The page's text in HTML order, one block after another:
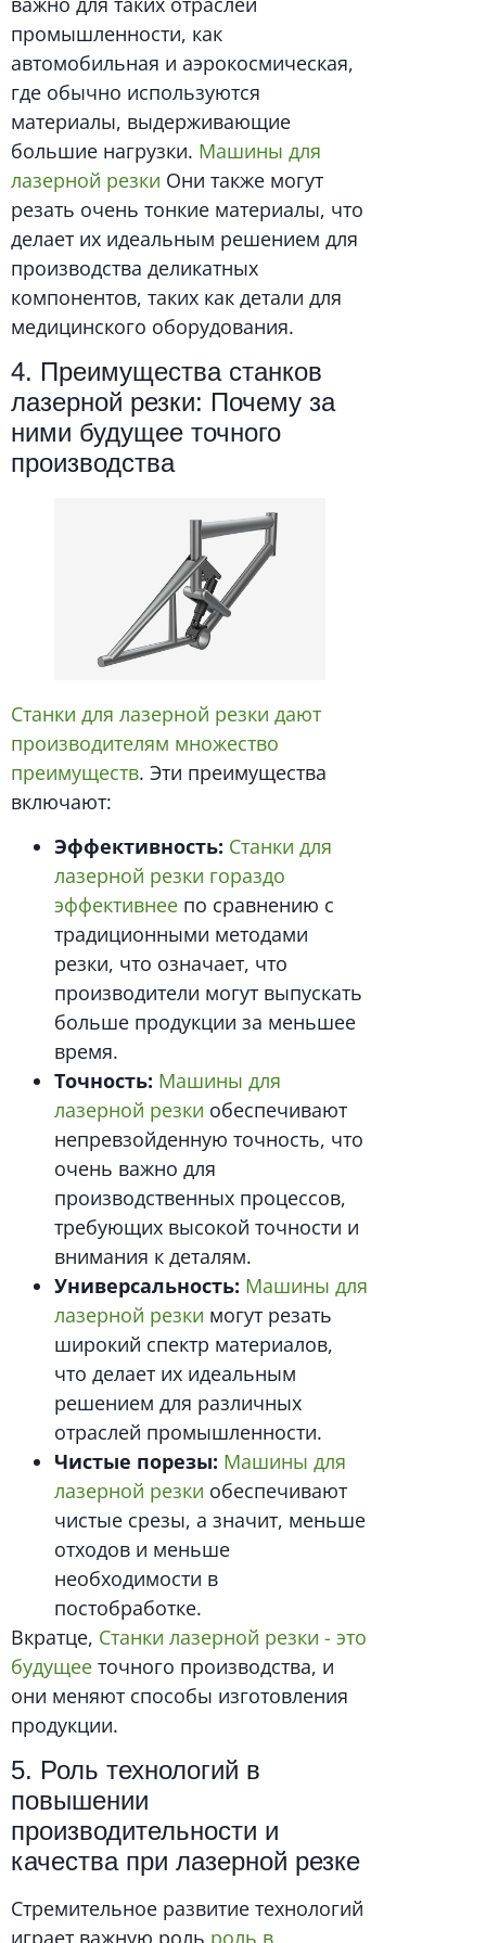
промышленности, как
автомобильная и аэрокосмическая,
где обычно используются
материалы, выдерживающие
большие нагрузки. Машины для
лазерной резки Они также могут
резать очень тонкие материалы, что
делает их идеальным решением для
производства деликатных
компонентов, таких как детали для
медицинского оборудования.
4. Преимущества станков
лазерной резки: Почему за
ними будущее точного
производства
Станки для лазерной резки дают
производителям множество
преимуществ. Эти преимущества
включают:
Эффективность: Станки для
лазерной резки гораздо
эффективнее по сравнению с
традиционными методами
резки, что означает, что
производители могут выпускать
больше продукции за меньшее
время.
Точность: Машины для
лазерной резки обеспечивают
непревзойденную точность, что
очень важно для
производственных процессов,
требующих высокой точности и
внимания к деталям.
Универсальность: Машины для
лазерной резки могут резать
широкий спектр материалов,
что делает их идеальным
решением для различных
отраслей промышленности.
Чистые порезы: Машины для
лазерной резки обеспечивают
чистые срезы, а значит, меньше
отходов и меньше
необходимости в
постобработке.
Вкратце, Станки лазерной резки - это
будущее точного производства, и
они меняют способы изготовления
продукции.
5. Роль технологий в
повышении
производительности и
качества при лазерной резке
Стремительное развитие технологий